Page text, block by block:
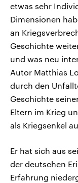
etwas sehr
Dimensionen
an
Geschichte
und was neu
Autor Matthias
durch den
Geschichte
Eltern im Krieg
als Kriegsenkel
Er hat sich aus
der deutschen
Erfahrung